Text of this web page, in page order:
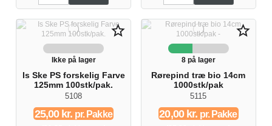
star_border
Ikke på lager
Is Ske PS forskelig Farve
125mm 100stk/pak.
5108
25,00 kr. pr. Pakke
star_border
8 på lager
Rørepind træ bio 14cm
1000stk/pak
5115
20,00 kr. pr. Pakke